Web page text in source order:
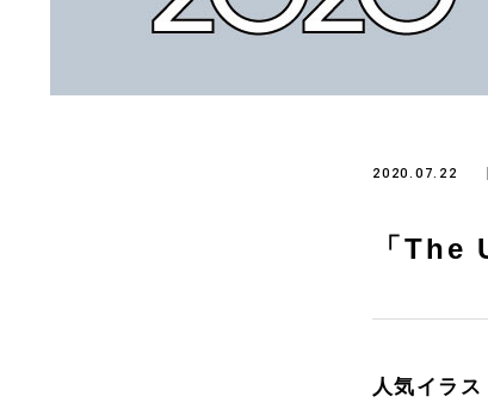
2020.07.22
「The
人気イラ